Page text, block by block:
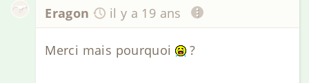
Eragon il y a 19 ans
Merci mais pourquoi ?